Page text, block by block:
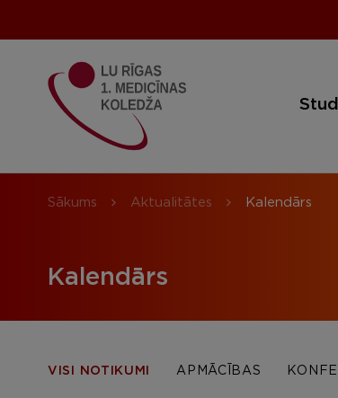
Sākums Aktualitātes Kalendārs
Kalendārs
VISI NOTIKUMI APMĀCĪBAS